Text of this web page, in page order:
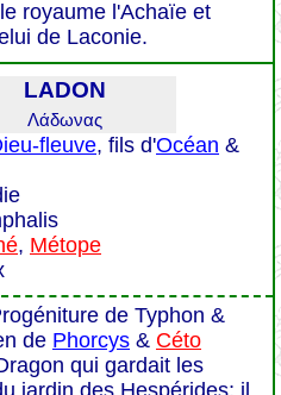
royaume l'Achaïe et
de Laconie.
LADON
Λάδωνας
fleuve, fils d'Océan &
, Métope
de Typhon &
de Phorcys & Céto
qui gardait les
jardin des Hespérides; il